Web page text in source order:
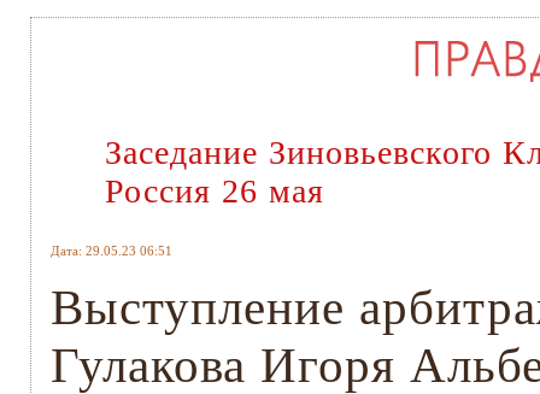
Заседание Зиновьевского
Россия 26 мая
Дата: 29.05.23 06:51
Выступление
Гулакова Игоря